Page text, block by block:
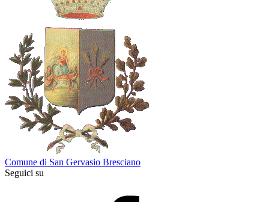
Comune di San Gervasio Bresciano
Seguici su